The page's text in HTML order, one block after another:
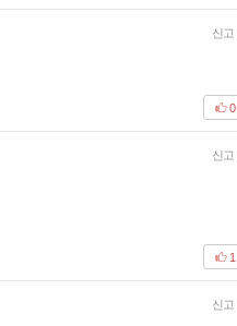
신고
0
신고
1
신고